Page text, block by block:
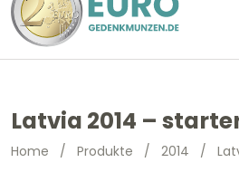
Latvia 2014 –
Home / Produkte / 2014 /